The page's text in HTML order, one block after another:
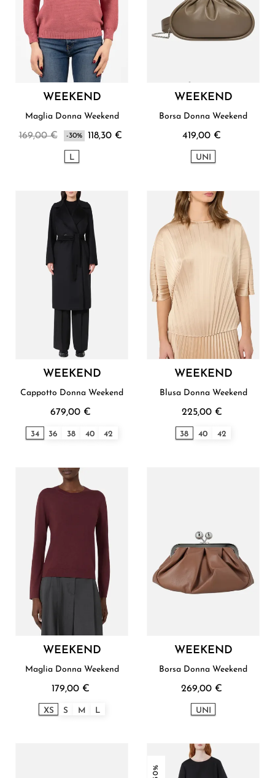
WEEKEND
Maglia Donna Weekend
169,00 € -30% 118,30 €
L
WEEKEND
Borsa Donna Weekend
419,00 €
UNI
WEEKEND
Cappotto Donna Weekend
679,00 €
34 36 38 40 42
WEEKEND
Blusa Donna Weekend
225,00 €
38 40 42
WEEKEND
Maglia Donna Weekend
179,00 €
XS S M L
WEEKEND
Borsa Donna Weekend
269,00 €
UNI
-30%